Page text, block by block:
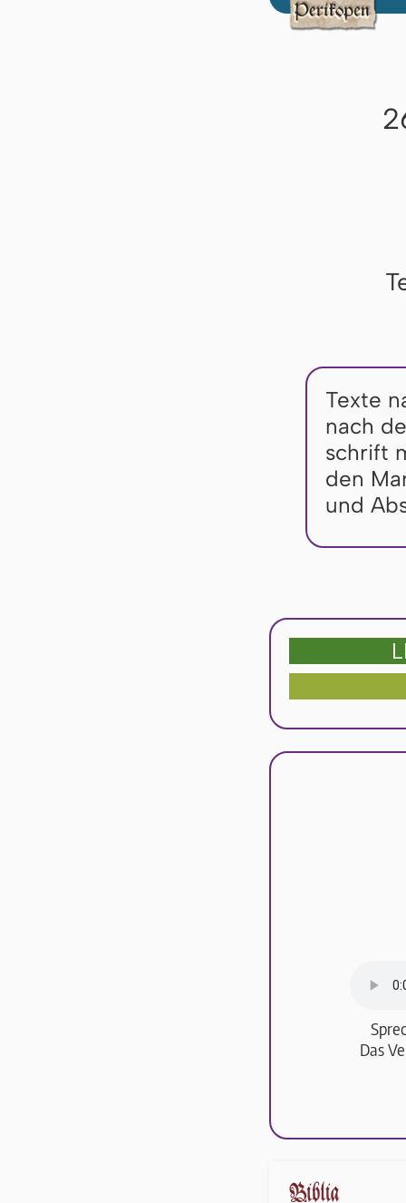
Texte
nach
schrift
den
und
Das